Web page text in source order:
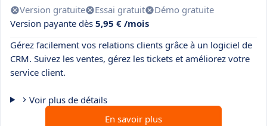
Version gratuite Essai gratuit
Démo gratuite
Version payante dès 5,95 € /mois
Gérez facilement vos relations clients grâce à un logiciel de
CRM. Suivez les ventes, gérez les tickets et améliorez votre
service client.
Voir plus de détails
En savoir plus